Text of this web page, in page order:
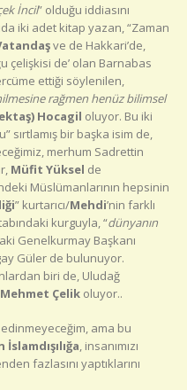
İncil” olduğu iddiasını
iki adet kitap yazan, “Zaman
ve de Hakkari’de,
çelişkisi de’ olan Barnabas
ettiği söylenilen,
rağmen henüz bilimsel
Hocagil oluyor. Bu iki
sırtlamış bir başka isim de,
merhum Sadrettin
Müfit Yüksel de
Müslümanlarının hepsinin
” kurtarıcı/Mehdi’nin farklı
kurguyla, “dünyanın
Genelkurmay Başkanı
Güler de bulunuyor.
biri de, Uludağ
Çelik oluyor..
ama bu
, insanımızı
fazlasını yaptıklarını